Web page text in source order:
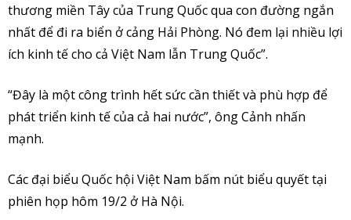
thương miền Tây của Trung Quốc qua con đường ngắn
nhất để đi ra biển ở cảng Hải Phòng. Nó đem lại nhiều lợi
ích kinh tế cho cả Việt Nam lẫn Trung Quốc”.
“Đây là một công trình hết sức cần thiết và phù hợp để
phát triển kinh tế của cả hai nước”, ông Cảnh nhấn
mạnh.
Các đại biểu Quốc hội Việt Nam bấm nút biểu quyết tại
phiên họp hôm 19/2 ở Hà Nội.